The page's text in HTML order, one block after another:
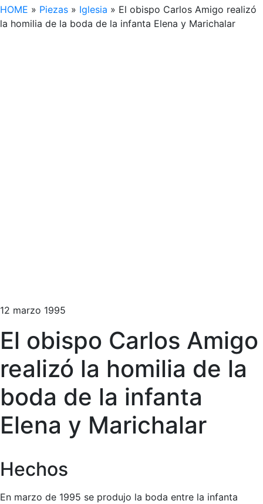
HOME » Piezas » Iglesia » El obispo Carlos Amigo realizó
la homilia de la boda de la infanta Elena y Marichalar
12 marzo 1995
El obispo Carlos Amigo
realizó la homilia de la
boda de la infanta
Elena y Marichalar
Hechos
En marzo de 1995 se produjo la boda entre la infanta